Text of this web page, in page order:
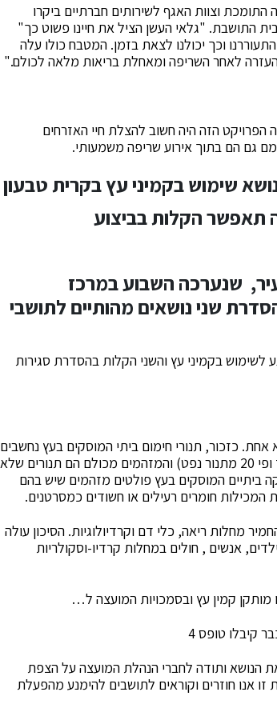
וצוות האגף לשירותים חברתיים ביקרו
התושבת. "גלאי העשן הציל את חיינו פשוט כך"
וכך יכולנו לצאת בזמן. המטבח כולו עלה
לאחר השריפה ומאחלת בריאות מלאה לכולם."
הפרויקט הזה היה חשוב להצלת חיי האזרחים
גם הם בתוך אירוע שריפה משמעותי.
שימוש בקמיני עץ בקרית טבעון
תאפשר הקלות בביצוע
עיר, שנערכה השבוע במרכז
שני נושאים מהותיים לתושבי
לשימוש בקמיני עץ והשני הקלות בהסדרת סגירות
כזכור, תנורי חימום ביתי המוסקים בעץ נחשבים
מזהמים ביותר בין אמצעי החימום הביתיים (פי 500 מתנור גז ופי 20 מתנור נפט) והמזהמים מכולם הם תנורים שלא
ביתיים המוסקים בעץ פולטים מזהמים שיש בהם
המכילות חומרים רעילים או חשודים כמסרטנים.
מחלות ריאה, כלי דם וקרדיולוגיות. הסיכון עולה
אנשים , חולים במחלות קרדיו-וסקולריות
קיבלו טופס 4
הנושא ותודה לחברי הנהלת המועצה על הצפת
אנו חוזרים וקוראים לתושבים להימנע מהפעלת